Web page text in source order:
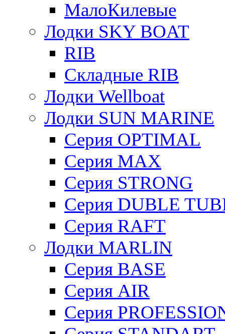
МалоКилевые
Лодки SKY BOAT
RIB
Складные RIB
Лодки Wellboat
Лодки SUN MARINE
Серия OPTIMAL
Cерия MAX
Cерия STRONG
Серия DUBLE
Серия RAFT
Лодки MARLIN
Серия BASE
Серия AIR
Серия